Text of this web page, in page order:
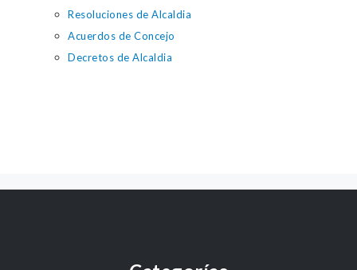
Resoluciones de Alcaldia
Acuerdos de Concejo
Decretos de Alcaldia